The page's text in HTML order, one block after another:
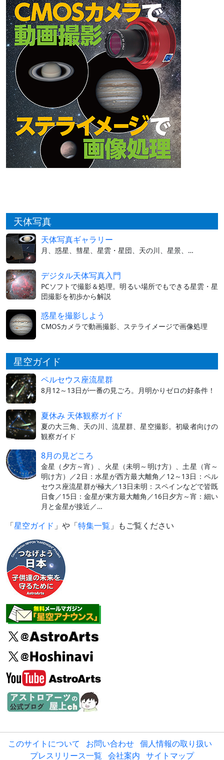
天体写真
天体写真ギャラリー
月、惑星、彗星、星雲・星団、天の川、星景、…
デジタル天体写真入門
PCソフトで撮影＆処理。明るい場所でもできる星雲・星
団撮影を初歩から解説
惑星を撮影しよう
CMOSカメラで動画撮影、ステライメージで画像処理
星空ガイド
ペルセウス座流星群
8月12～13日が一番の見ごろ。月明かりゼロの好条件！
夏休み 天体観察ガイド
夏の大三角、天の川、流星群、星空撮影。初級者向けの
観察ガイド
8月の見どころ
金星（夕方～宵）、火星（未明～明け方）、土星（宵～
明け方）／2日：水星が西方最大離角／12～13日：ペル
セウス座流星群が極大／13日未明：スペインなどで皆既
日食／15日：金星が東方最大離角／16日夕方～宵：細い
月と金星が接近／…
「星空ガイド 」や「特集一覧 」もご覧ください
このサイトについて お問い合わせ 個人情報の取り扱い
プレスリリース一覧 会社案内 サイトマップ